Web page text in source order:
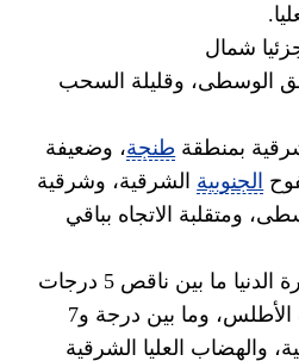
شمال
الوسطى، وقليلة السحب
بمنطقة طنجة، وضعيفة
الجنوبية الشرقية، وشرقية
ومتقلبة الاتجاه بباقي
وستتراوح درجات الحرارة الدنيا ما بين ناقص 5 درجات
ودرجة واحدة بمرتفعات الأطلس، وما بين درجة و7
والهضاب العليا الشرقية